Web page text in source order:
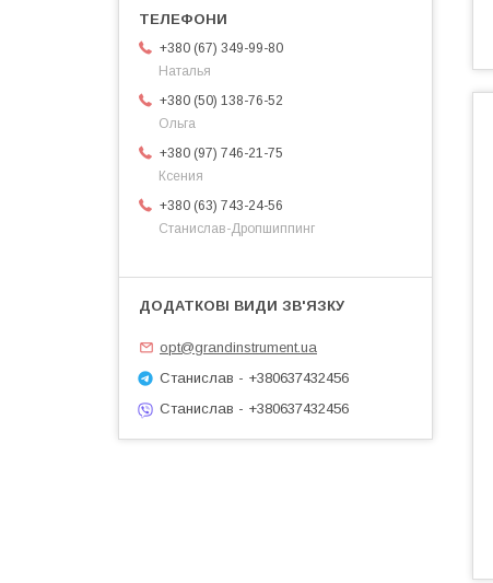
+380 (67) 349-99-80
Наталья
+380 (50) 138-76-52
Ольга
+380 (97) 746-21-75
Ксения
+380 (63) 743-24-56
Станислав-Дропшиппинг
opt@grandinstrument.ua
Станислав - +380637432456
Станислав - +380637432456